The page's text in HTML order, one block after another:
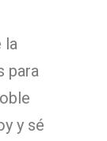
la
para
y sé